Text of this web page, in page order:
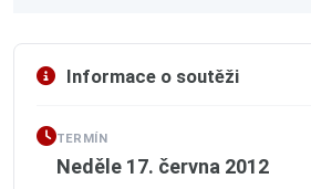
Informace o soutěži
TERMÍN
Neděle 17. června 2012